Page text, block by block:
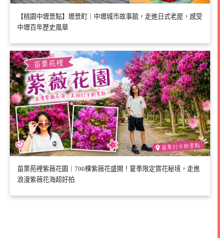
【桃園中壢景點】壢景町｜中壢城市故事館，走進日式老屋，感受
中壢百年歷史風華
苗栗苑裡紫薇花園｜700棵紫薇花盛開！夏季限定賞花秘境，走進
浪漫紫薇花海超好拍